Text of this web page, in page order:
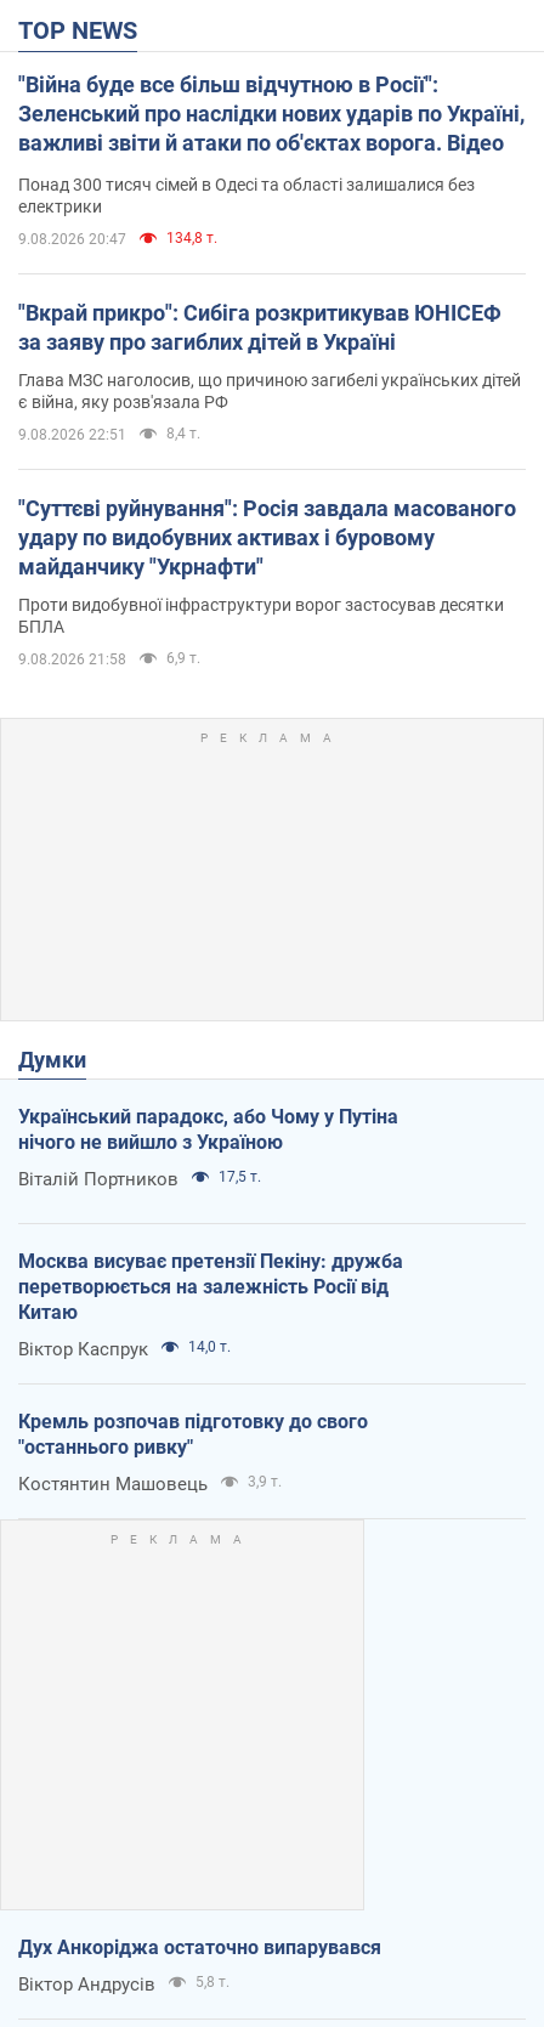
TOP NEWS
"Війна буде все більш відчутною в Росії":
Зеленський про наслідки нових ударів по Україні,
важливі звіти й атаки по об'єктах ворога. Відео
Понад 300 тисяч сімей в Одесі та області залишалися без
електрики
9.08.2026 20:47 134,8 т.
"Вкрай прикро": Сибіга розкритикував ЮНІСЕФ
за заяву про загиблих дітей в Україні
Глава МЗС наголосив, що причиною загибелі українських дітей
є війна, яку розв'язала РФ
9.08.2026 22:51 8,4 т.
"Суттєві руйнування": Росія завдала масованого
удару по видобувних активах і буровому
майданчику "Укрнафти"
Проти видобувної інфраструктури ворог застосував десятки
БПЛА
9.08.2026 21:58 6,9 т.
Думки
Український парадокс, або Чому у Путіна
нічого не вийшло з Україною
Віталій Портников 17,5 т.
Москва висуває претензії Пекіну: дружба
перетворюється на залежність Росії від
Китаю
Віктор Каспрук 14,0 т.
Кремль розпочав підготовку до свого
"останнього ривку"
Костянтин Машовець 3,9 т.
Дух Анкоріджа остаточно випарувався
Віктор Андрусів 5,8 т.